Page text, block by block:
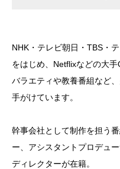
NHK・テレビ朝日・TBS・
をはじめ、Netflixなどの大手
バラエティや教養番組など
手がけています。
幹事会社として制作を担う
ー、アシスタントプロデュ
ディレクターが在籍。